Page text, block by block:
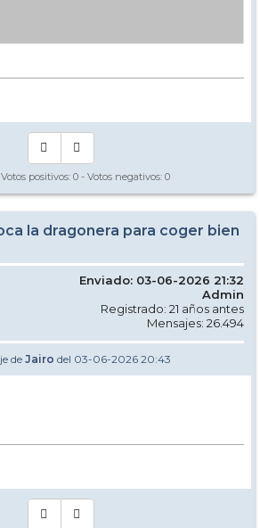
positivos: 0 - Votos negativos: 0
la dragonera para coger bien
Enviado: 03-06-2026 21:32
Admin
Registrado: 21 años antes
Mensajes: 26.494
de Jairo del 03-06-2026 20:43